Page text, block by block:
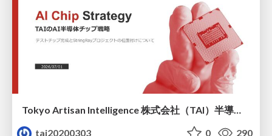
tai20200303
0 290